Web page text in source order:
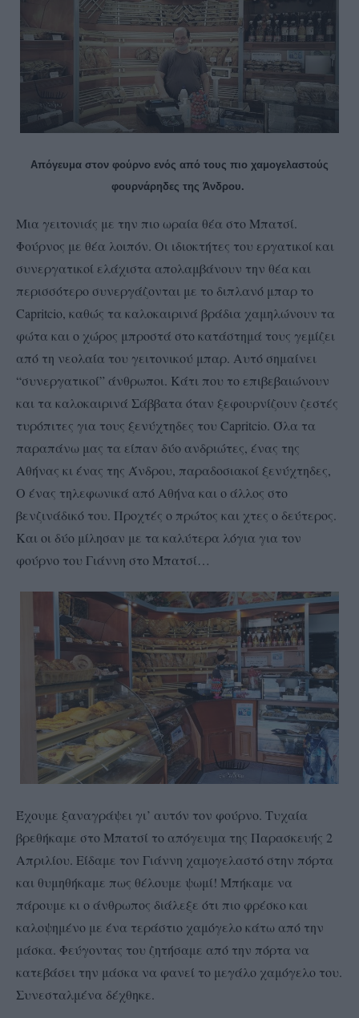
Απόγευμα στον φούρνο ενός από τους πιο χαμογελαστούς
φουρνάρηδες της Άνδρου.
Μια γειτονιάς με την πιο ωραία θέα στο Μπατσί.
Φούρνος με θέα λοιπόν. Οι ιδιοκτήτες του εργατικοί και
συνεργατικοί ελάχιστα απολαμβάνουν την θέα και
περισσότερο συνεργάζονται με το διπλανό μπαρ το
Capritcio, καθώς τα καλοκαιρινά βράδια χαμηλώνουν τα
φώτα και ο χώρος μπροστά στο κατάστημά τους γεμίζει
από τη νεολαία του γειτονικού μπαρ. Αυτό σημαίνει
“συνεργατικοί” άνθρωποι. Κάτι που το επιβεβαιώνουν
και τα καλοκαιρινά Σάββατα όταν ξεφουρνίζουν ζεστές
τυρόπιτες για τους ξενύχτηδες του Capritcio. Όλα τα
παραπάνω μας τα είπαν δύο ανδριώτες, ένας της
Αθήνας κι ένας της Άνδρου, παραδοσιακοί ξενύχτηδες,
Ο ένας τηλεφωνικά από Αθήνα και ο άλλος στο
βενζινάδικό του. Προχτές ο πρώτος και χτες ο δεύτερος.
Και οι δύο μίλησαν με τα καλύτερα λόγια για τον
φούρνο του Γιάννη στο Μπατσί…
Έχουμε ξαναγράψει γι’ αυτόν τον φούρνο. Τυχαία
βρεθήκαμε στο Μπατσί το απόγευμα της Παρασκευής 2
Απριλίου. Είδαμε τον Γιάννη χαμογελαστό στην πόρτα
και θυμηθήκαμε πως θέλουμε ψωμί! Μπήκαμε να
πάρουμε κι ο άνθρωπος διάλεξε ότι πιο φρέσκο και
καλοψημένο με ένα τεράστιο χαμόγελο κάτω από την
μάσκα. Φεύγοντας του ζητήσαμε από την πόρτα να
κατεβάσει την μάσκα να φανεί το μεγάλο χαμόγελο του.
Συνεσταλμένα δέχθηκε.